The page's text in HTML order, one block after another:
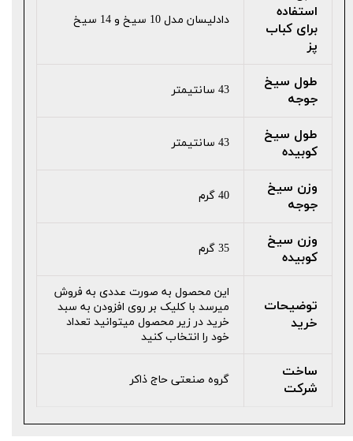
استفاده
برای کباب
پز
دادلیسان مدل 10 سیخ و 14 سیخ
طول سیخ
جوجه
43 سانتیمتر
طول سیخ
کوبیده
43 سانتیمتر
وزن سیخ
جوجه
40 گرم
وزن سیخ
کوبیده
35 گرم
توضیحات
خرید
این محصول به صورت عددی به فروش
میرسد با کلیک بر روی افزودن به سبد
خرید در زیر محصول میتوانید تعداد
خود را انتخاب کنید
ساخت
شرکت
گروه صنعتی حاج ذاکر